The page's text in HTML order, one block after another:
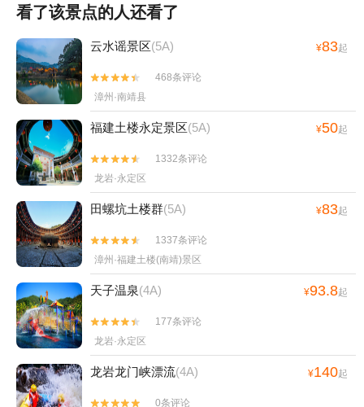
看了该景点的人还看了
云水谣景区(5A) ¥83起


468条评论
漳州·南靖县
福建土楼永定景区(5A) ¥50起


1332条评论
龙岩·永定区
田螺坑土楼群(5A) ¥83起


1337条评论
漳州·福建土楼(南靖)景区
天子温泉(4A) ¥93.8起


177条评论
龙岩·永定区
龙岩龙门峡漂流(4A) ¥140起

 0条评论